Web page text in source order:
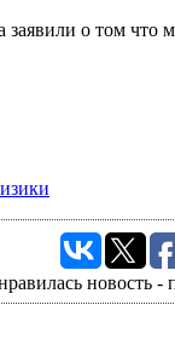
новость -